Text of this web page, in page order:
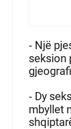
⁃ Një
seksion
⁃ Dy
mbyllet